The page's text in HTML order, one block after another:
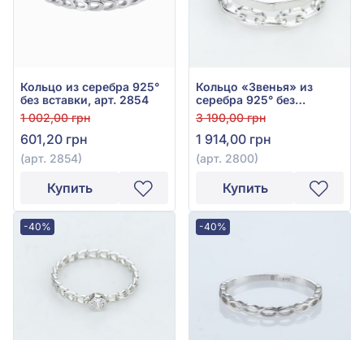
Кольцо из серебра 925°
без вставки, арт. 2854
1 002,00 грн
601,20 грн
(арт. 2854)
Купить
Кольцо «Звенья» из
серебра 925° без
вставки, арт. 2800
3 190,00 грн
1 914,00 грн
(арт. 2800)
Купить
-40% -40%